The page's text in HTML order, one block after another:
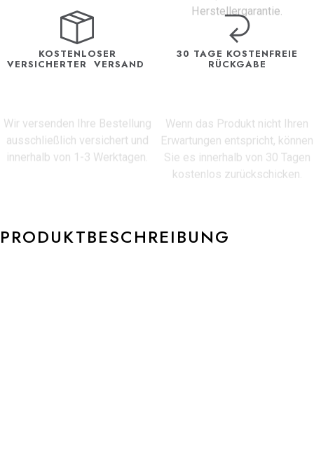
Herstellergarantie.
KOSTENLOSER
VERSICHERTER VERSAND
Wir versenden Ihre Bestellung
ausschließlich versichert und
innerhalb von 1-3 Werktagen.
30 TAGE KOSTENFREIE
RÜCKGABE
Wenn das Produkt nicht Ihren
Erwartungen entspricht, können
Sie es innerhalb von 30 Tagen
kostenlos zurückschicken.
PRODUKTBESCHREIBUNG